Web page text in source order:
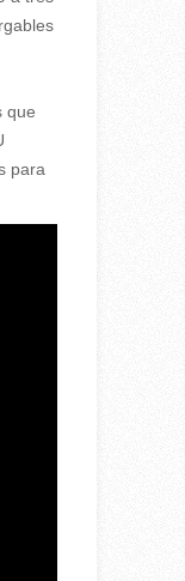
que
para